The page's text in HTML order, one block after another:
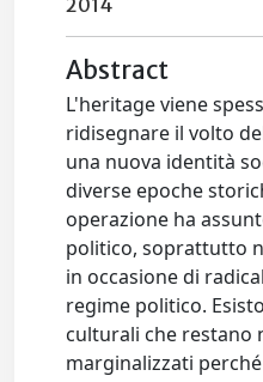
2014
Abstract
L'heritage viene
ridisegnare il volto
una nuova identità
diverse epoche
operazione ha
politico, soprattutto
in occasione di
regime politico.
culturali che restano
marginalizzati